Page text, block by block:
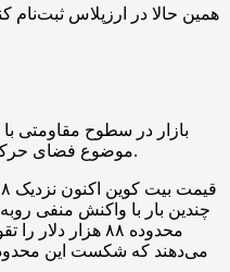
بازار در سطوح مقاومتی
موضوع فضای حرکتی بیت‌کوین را محدودتر کرده است.
چندین بار با واکنش منفی
محدوده ۸۸ هزار